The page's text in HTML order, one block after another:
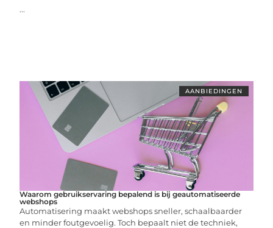
...
AANBIEDINGEN
Waarom gebruikservaring bepalend is bij geautomatiseerde
webshops
Automatisering maakt webshops sneller, schaalbaarder
en minder foutgevoelig. Toch bepaalt niet de techniek,